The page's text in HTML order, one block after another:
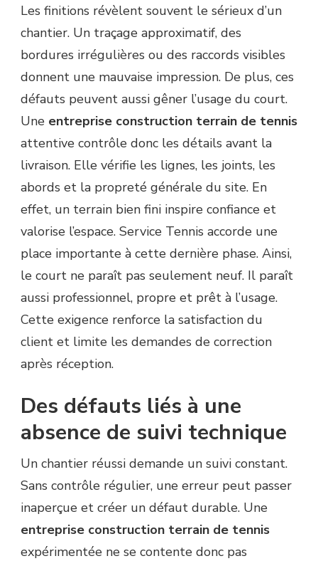
Les finitions révèlent souvent le sérieux d’un
chantier. Un traçage approximatif, des
bordures irrégulières ou des raccords visibles
donnent une mauvaise impression. De plus, ces
défauts peuvent aussi gêner l’usage du court.
Une entreprise construction terrain de tennis
attentive contrôle donc les détails avant la
livraison. Elle vérifie les lignes, les joints, les
abords et la propreté générale du site. En
effet, un terrain bien fini inspire confiance et
valorise l’espace. Service Tennis accorde une
place importante à cette dernière phase. Ainsi,
le court ne paraît pas seulement neuf. Il paraît
aussi professionnel, propre et prêt à l’usage.
Cette exigence renforce la satisfaction du
client et limite les demandes de correction
après réception.
Des défauts liés à une
absence de suivi technique
Un chantier réussi demande un suivi constant.
Sans contrôle régulier, une erreur peut passer
inaperçue et créer un défaut durable. Une
entreprise construction terrain de tennis
expérimentée ne se contente donc pas